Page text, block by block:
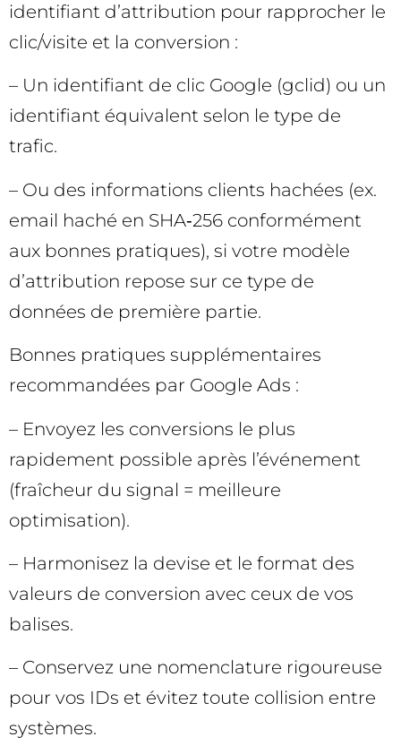
identifiant d’attribution pour rapprocher le
clic/visite et la conversion :
– Un identifiant de clic Google (gclid) ou un
identifiant équivalent selon le type de
trafic.
– Ou des informations clients hachées (ex.
email haché en SHA‑256 conformément
aux bonnes pratiques), si votre modèle
d’attribution repose sur ce type de
données de première partie.
Bonnes pratiques supplémentaires
recommandées par Google Ads :
– Envoyez les conversions le plus
rapidement possible après l’événement
(fraîcheur du signal = meilleure
optimisation).
– Harmonisez la devise et le format des
valeurs de conversion avec ceux de vos
balises.
– Conservez une nomenclature rigoureuse
pour vos IDs et évitez toute collision entre
systèmes.